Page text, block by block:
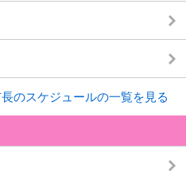
のスケジュールの一覧を見る